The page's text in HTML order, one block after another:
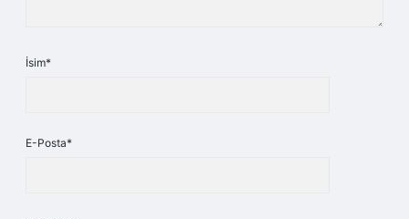
İsim*
E-Posta*